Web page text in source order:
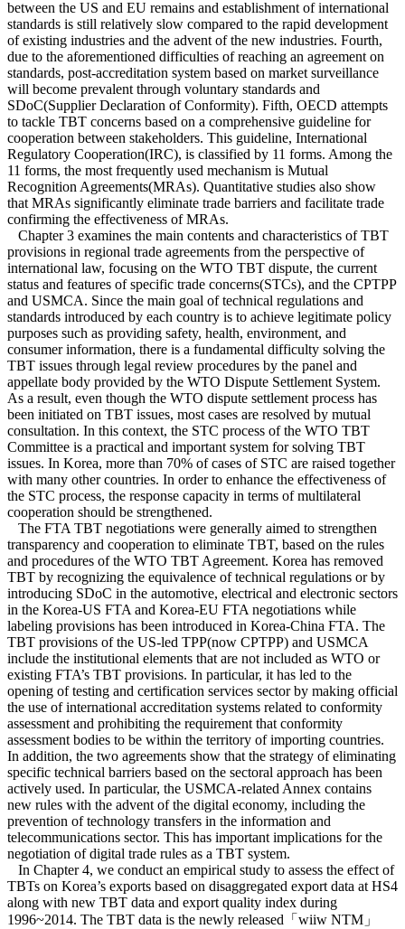
between the US and EU remains and establishment of international
standards is still relatively slow compared to the rapid development
of existing industries and the advent of the new industries. Fourth,
due to the aforementioned difficulties of reaching an agreement on
standards, post-accreditation system based on market surveillance
will become prevalent through voluntary standards and
SDoC(Supplier Declaration of Conformity). Fifth, OECD attempts
to tackle TBT concerns based on a comprehensive guideline for
cooperation between stakeholders. This guideline, International
Regulatory Cooperation(IRC), is classified by 11 forms. Among the
11 forms, the most frequently used mechanism is Mutual
Recognition Agreements(MRAs). Quantitative studies also show
that MRAs significantly eliminate trade barriers and facilitate trade
confirming the effectiveness of MRAs.
Chapter 3 examines the main contents and characteristics of TBT
provisions in regional trade agreements from the perspective of
international law, focusing on the WTO TBT dispute, the current
status and features of specific trade concerns(STCs), and the CPTPP
and USMCA. Since the main goal of technical regulations and
standards introduced by each country is to achieve legitimate policy
purposes such as providing safety, health, environment, and
consumer information, there is a fundamental difficulty solving the
TBT issues through legal review procedures by the panel and
appellate body provided by the WTO Dispute Settlement System.
As a result, even though the WTO dispute settlement process has
been initiated on TBT issues, most cases are resolved by mutual
consultation. In this context, the STC process of the WTO TBT
Committee is a practical and important system for solving TBT
issues. In Korea, more than 70% of cases of STC are raised together
with many other countries. In order to enhance the effectiveness of
the STC process, the response capacity in terms of multilateral
cooperation should be strengthened.
The FTA TBT negotiations were generally aimed to strengthen
transparency and cooperation to eliminate TBT, based on the rules
and procedures of the WTO TBT Agreement. Korea has removed
TBT by recognizing the equivalence of technical regulations or by
introducing SDoC in the automotive, electrical and electronic sectors
in the Korea-US FTA and Korea-EU FTA negotiations while
labeling provisions has been introduced in Korea-China FTA. The
TBT provisions of the US-led TPP(now CPTPP) and USMCA
include the institutional elements that are not included as WTO or
existing FTA’s TBT provisions. In particular, it has led to the
opening of testing and certification services sector by making official
the use of international accreditation systems related to conformity
assessment and prohibiting the requirement that conformity
assessment bodies to be within the territory of importing countries.
In addition, the two agreements show that the strategy of eliminating
specific technical barriers based on the sectoral approach has been
actively used. In particular, the USMCA-related Annex contains
new rules with the advent of the digital economy, including the
prevention of technology transfers in the information and
telecommunications sector. This has important implications for the
negotiation of digital trade rules as a TBT system.
In Chapter 4, we conduct an empirical study to assess the effect of
TBTs on Korea’s exports based on disaggregated export data at HS4
along with new TBT data and export quality index during
1996~2014. The TBT data is the newly released「wiiw NTM」